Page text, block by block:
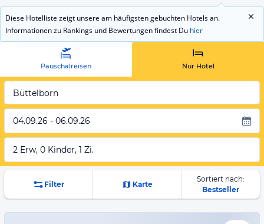
Diese Hotelliste zeigt unsere am häufigsten gebuchten Hotels an.
Informationen zu Rankings und Bewertungen findest Du hier
Pauschalreisen Nur Hotel
Büttelborn
04.09.26 - 06.09.26
2 Erw, 0 Kinder, 1 Zi.
Filter Karte
Sortiert nach:
Bestseller